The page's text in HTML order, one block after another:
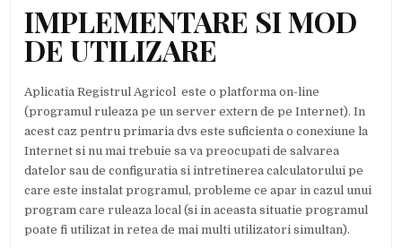
IMPLEMENTARE SI MOD
DE UTILIZARE
Aplicatia Registrul Agricol este o platforma on-line
(programul ruleaza pe un server extern de pe Internet). In
acest caz pentru primaria dvs este suficienta o conexiune la
Internet si nu mai trebuie sa va preocupati de salvarea
datelor sau de configuratia si intretinerea calculatorului pe
care este instalat programul, probleme ce apar in cazul unui
program care ruleaza local (si in aceasta situatie programul
poate fi utilizat in retea de mai multi utilizatori simultan).